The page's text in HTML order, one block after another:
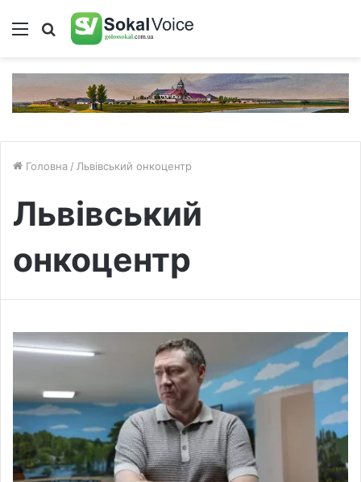
Меню Пошук
Головна / Львівський онкоцентр
Львівський
онкоцентр